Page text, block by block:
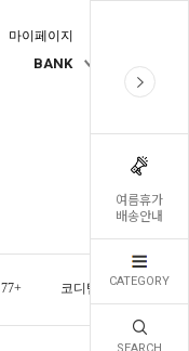
여름휴가
배송안내
CATEGORY
마이페이지
BANK
77+ 코디템 오늘발송